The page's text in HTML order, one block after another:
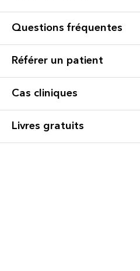
Questions fréquentes
Référer un patient
Cas cliniques
Livres gratuits